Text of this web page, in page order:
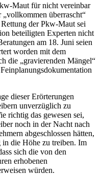
Maut für nicht vereinbar
„vollkommen überrascht“
der Pkw-Maut sei
beteiligten Experten nicht
am 18. Juni seien
worden mit dem
die „gravierenden Mängel“
dieser Erörterungen
unverzüglich zu
richtig das gewesen sei,
noch in der Nacht nach
abgeschlossen hätten,
in die Höhe zu treiben. Im
sich die von den
erhobenen
würden.